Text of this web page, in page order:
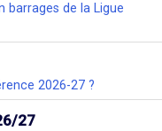
barrages de la Ligue
2026-27 ?
27